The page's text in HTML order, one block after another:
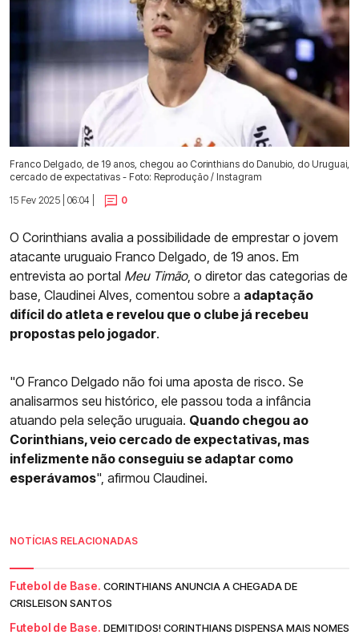
Franco Delgado, de 19 anos, chegou ao Corinthians do Danubio, do Uruguai,
cercado de expectativas - Foto: Reprodução / Instagram
15 Fev 2025 | 06:04 |
0
O Corinthians avalia a possibilidade de emprestar o jovem
atacante uruguaio Franco Delgado, de 19 anos. Em
entrevista ao portal Meu Timão, o diretor das categorias de
base, Claudinei Alves, comentou sobre a adaptação
difícil do atleta e revelou que o clube já recebeu
propostas pelo jogador.
"O Franco Delgado não foi uma aposta de risco. Se
analisarmos seu histórico, ele passou toda a infância
atuando pela seleção uruguaia. Quando chegou ao
Corinthians, veio cercado de expectativas, mas
infelizmente não conseguiu se adaptar como
esperávamos", afirmou Claudinei.
NOTÍCIAS RELACIONADAS
Futebol de Base. CORINTHIANS ANUNCIA A CHEGADA DE
CRISLEISON SANTOS
Futebol de Base. DEMITIDOS! CORINTHIANS DISPENSA MAIS NOMES